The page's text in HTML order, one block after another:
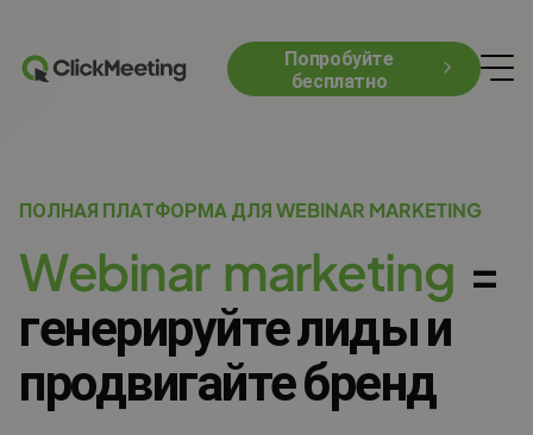
Попробуйте
бесплатно
ПОЛНАЯ ПЛАТФОРМА ДЛЯ WEBINAR MARKETING
Webinar marketing =
генерируйте лиды и
продвигайте бренд